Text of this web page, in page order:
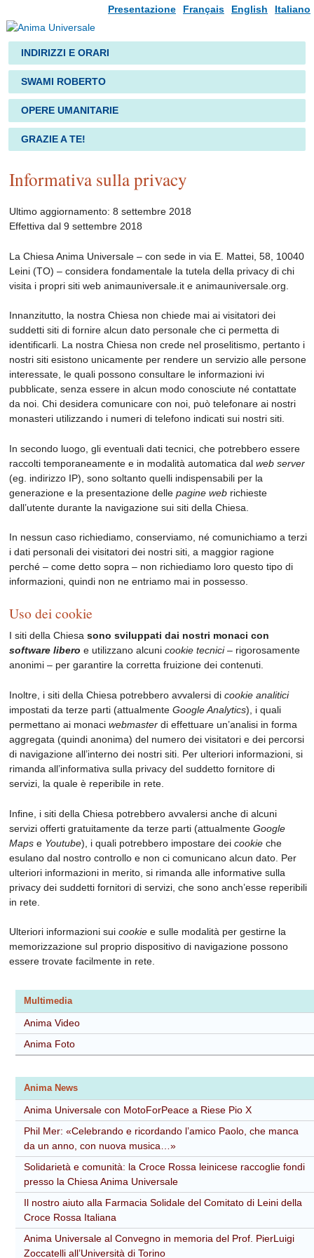
Italiano
English
Français
Presentazione
INDIRIZZI E ORARI
SWAMI ROBERTO
OPERE UMANITARIE
GRAZIE A TE!
Informativa sulla privacy
Ultimo aggiornamento: 8 settembre 2018
Effettiva dal 9 settembre 2018
La Chiesa Anima Universale – con sede in via E. Mattei, 58, 10040
Leini (TO) – considera fondamentale la tutela della privacy di chi
visita i propri siti web animauniversale.it e animauniversale.org.
Innanzitutto, la nostra Chiesa non chiede mai ai visitatori dei
suddetti siti di fornire alcun dato personale che ci permetta di
identificarli. La nostra Chiesa non crede nel proselitismo, pertanto i
nostri siti esistono unicamente per rendere un servizio alle persone
interessate, le quali possono consultare le informazioni ivi
pubblicate, senza essere in alcun modo conosciute né contattate
da noi. Chi desidera comunicare con noi, può telefonare ai nostri
monasteri utilizzando i numeri di telefono indicati sui nostri siti.
In secondo luogo, gli eventuali dati tecnici, che potrebbero essere
raccolti temporaneamente e in modalità automatica dal web server
(eg. indirizzo IP), sono soltanto quelli indispensabili per la
generazione e la presentazione delle pagine webrichieste
dall’utente durante la navigazione sui siti della Chiesa.
In nessun caso richiediamo, conserviamo, né comunichiamo a terzi
i dati personali dei visitatori dei nostri siti, a maggior ragione
perché – come detto sopra – non richiediamo loro questo tipo di
informazioni, quindi non ne entriamo mai in possesso.
Uso dei cookie
I siti della Chiesa sono sviluppati dai nostri monaci con
software libero e utilizzano alcuni cookie tecnici– rigorosamente
anonimi – per garantire la corretta fruizione dei contenuti.
Inoltre, i siti della Chiesa potrebbero avvalersi di cookie analitici
impostati da terze parti (attualmente Google Analytics), i quali
permettano ai monaci webmasterdi effettuare un’analisi in forma
aggregata (quindi anonima) del numero dei visitatori e dei percorsi
di navigazione all’interno dei nostri siti. Per ulteriori informazioni, si
rimanda all’informativa sulla privacy del suddetto fornitore di
servizi, la quale è reperibile in rete.
Infine, i siti della Chiesa potrebbero avvalersi anche di alcuni
servizi offerti gratuitamente da terze parti (attualmente Google
Mapse Youtube), i quali potrebbero impostare dei cookieche
esulano dal nostro controllo e non ci comunicano alcun dato. Per
ulteriori informazioni in merito, si rimanda alle informative sulla
privacy dei suddetti fornitori di servizi, che sono anch’esse reperibili
in rete.
Ulteriori informazioni sui cookiee sulle modalità per gestirne la
memorizzazione sul proprio dispositivo di navigazione possono
essere trovate facilmente in rete.
Multimedia
Anima Video
Anima Foto
Anima News
Anima Universale con MotoForPeace a Riese Pio X
Phil Mer: «Celebrando e ricordando l’amico Paolo, che manca
da un anno, con nuova musica…»
Solidarietà e comunità: la Croce Rossa leinicese raccoglie fondi
presso la Chiesa Anima Universale
Il nostro aiuto alla Farmacia Solidale del Comitato di Leini della
Croce Rossa Italiana
Anima Universale al Convegno in memoria del Prof. PierLuigi
Zoccatelli all’Università di Torino